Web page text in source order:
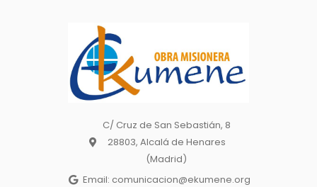
C/ Cruz de San Sebastián, 8
28803, Alcalá de Henares
(Madrid)
Email: comunicacion@ekumene.org